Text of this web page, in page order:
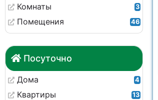
Комнаты 3
Помещения 46
Посуточно
Дома 4
Квартиры 13